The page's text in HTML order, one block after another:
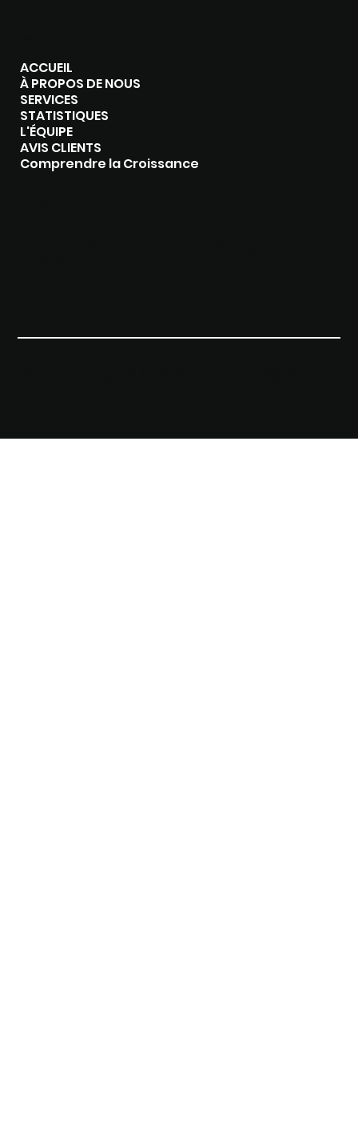
ACCUEIL
À PROPOS DE NOUS
SERVICES
STATISTIQUES
L'ÉQUIPE
AVIS CLIENTS
Comprendre la Croissance